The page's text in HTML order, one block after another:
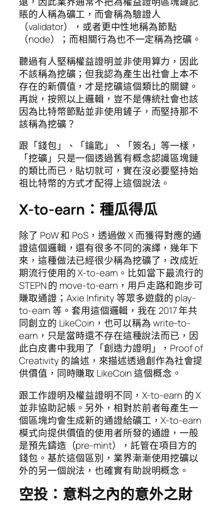
賬的人稱為礦工，而會稱為驗證人
（validator），或者更中性地稱為節點
（node）；而相關行為也不一定稱為挖礦。
聽過有人堅稱權益證明並非使用算力，因此
不該稱為挖礦；但我認為產生出社會上本不
存在的新價值，才是挖礦這個類比的關鍵。
再說，按照以上邏輯，豈不是傳統社會也該
因為比特幣節點並非使用鏟子，而堅持那不
該稱為挖礦？
跟「錢包」、「鑰匙」、「簽名」等一樣，
「挖礦」只是一個透過舊有概念認識區塊鏈
的類比而已，貼切就可，實在沒必要堅持始
祖比特幣的方式才配得上這個說法。
X-to-earn：種瓜得瓜
除了 PoW 和 PoS，透過做 X 而獲得對應的通
證這個邏輯，還有很多不同的演繹，幾年下
來，這種做法已經很少稱為挖礦了，改成近
期流行使用的 X-to-earn。比如當下最流行的
STEPN 的 move-to-earn，用戶走路和跑步可
賺取通證；Axie Infinity 等眾多遊戲的 play-
to-earn 等。套用這個邏輯，我在 2017 年共
同創立的 LikeCoin，也可以稱為 write-to-
earn，只是當時還不存在這種說法而已，因
此白皮書中我用了「創造力證明」，Proof of
Creativity 的論述，來描述透過創作為社會提
供價值，同時賺取 LikeCoin 這個概念。
跟工作證明及權益證明不同，X-to-earn 的 X
並非協助記帳。另外，相對於前者每產生一
個區塊均會生成新的通證給礦工，X-to-earn
模式向提供價值的使用者所發的通證，一般
是預先鑄造（pre-mint），託管在項目方的
錢包。基於這個區別，業界漸漸使用挖礦以
外的另一個說法，也確實有助說明概念。
空投：意料之內的意外之財